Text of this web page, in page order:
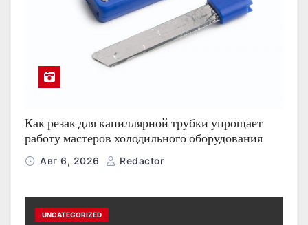
Как резак для капиллярной трубки упрощает
работу мастеров холодильного оборудования
Авг 6, 2026 Redactor
UNCATEGORIZED